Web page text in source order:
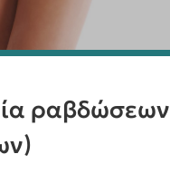
ραβδώσεων